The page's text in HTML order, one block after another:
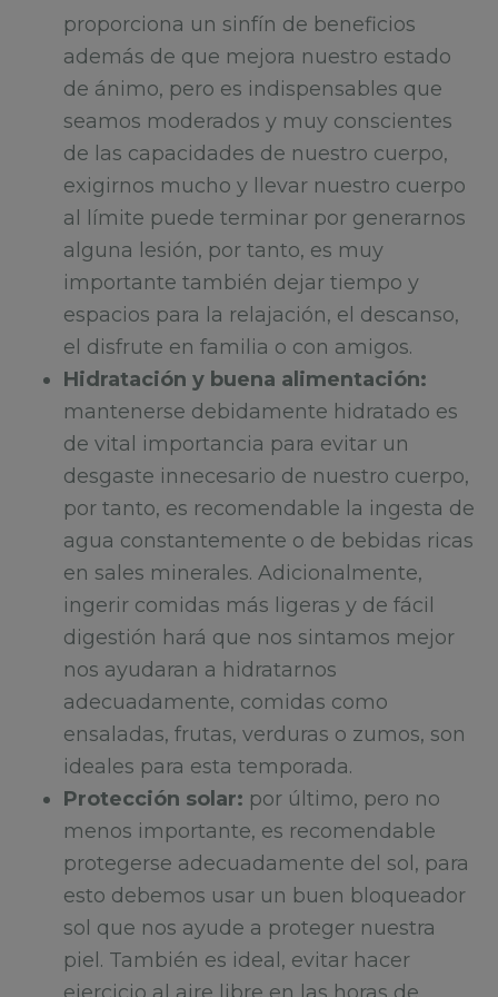
proporciona un sinfín de beneficios
además de que mejora nuestro estado
de ánimo, pero es indispensables que
seamos moderados y muy conscientes
de las capacidades de nuestro cuerpo,
exigirnos mucho y llevar nuestro cuerpo
al límite puede terminar por generarnos
alguna lesión, por tanto, es muy
importante también dejar tiempo y
espacios para la relajación, el descanso,
el disfrute en familia o con amigos.
Hidratación y buena alimentación:
mantenerse debidamente hidratado es
de vital importancia para evitar un
desgaste innecesario de nuestro cuerpo,
por tanto, es recomendable la ingesta de
agua constantemente o de bebidas ricas
en sales minerales. Adicionalmente,
ingerir comidas más ligeras y de fácil
digestión hará que nos sintamos mejor
nos ayudaran a hidratarnos
adecuadamente, comidas como
ensaladas, frutas, verduras o zumos, son
ideales para esta temporada.
Protección solar: por último, pero no
menos importante, es recomendable
protegerse adecuadamente del sol, para
esto debemos usar un buen bloqueador
sol que nos ayude a proteger nuestra
piel. También es ideal, evitar hacer